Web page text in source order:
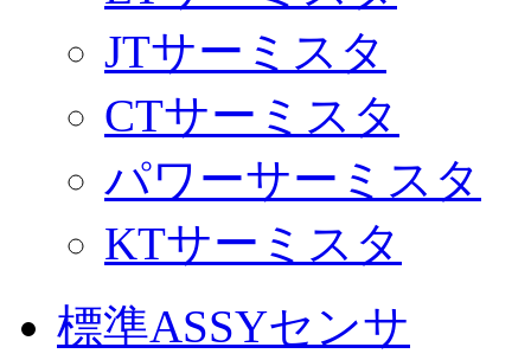
JTサーミスタ
CTサーミスタ
パワーサーミスタ
KTサーミスタ
標準ASSYセンサ